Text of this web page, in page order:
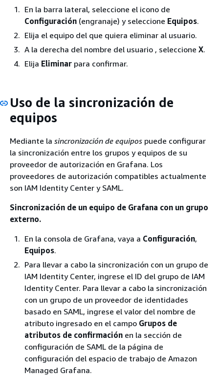
En la barra lateral, seleccione el icono de
Configuración (engranaje) y seleccione Equipos.
Elija el equipo del que quiera eliminar al usuario.
A la derecha del nombre del usuario , seleccione X.
Elija Eliminar para confirmar.
Uso de la sincronización de
equipos
Mediante la sincronización de equipos puede configurar
la sincronización entre los grupos y equipos de su
proveedor de autorización en Grafana. Los
proveedores de autorización compatibles actualmente
son IAM Identity Center y SAML.
Sincronización de un equipo de Grafana con un grupo
externo.
En la consola de Grafana, vaya a Configuración,
Equipos.
Para llevar a cabo la sincronización con un grupo de
IAM Identity Center, ingrese el ID del grupo de IAM
Identity Center. Para llevar a cabo la sincronización
con un grupo de un proveedor de identidades
basado en SAML, ingrese el valor del nombre de
atributo ingresado en el campo Grupos de
atributos de confirmación en la sección de
configuración de SAML de la página de
configuración del espacio de trabajo de Amazon
Managed Grafana.